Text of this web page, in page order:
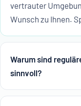
vertrauter
Wunsch zu Ihnen.
Warum sind
sinnvoll?